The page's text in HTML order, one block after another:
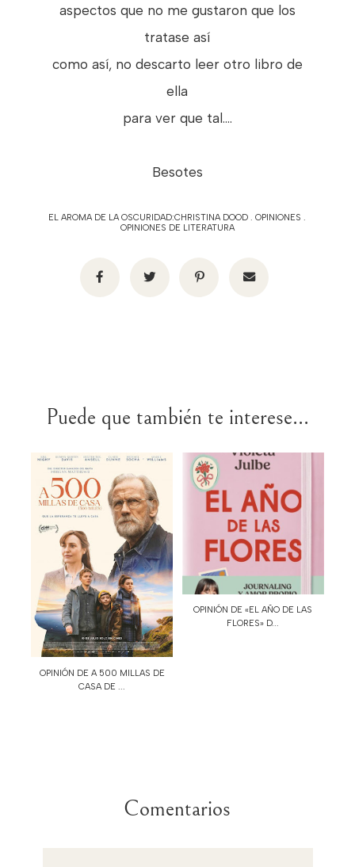
aspectos que no me gustaron que los
tratase así
como así, no descarto leer otro libro de
ella
para ver que tal....
Besotes
EL AROMA DE LA OSCURIDAD:CHRISTINA DOOD .OPINIONES .
OPINIONES DE LITERATURA
Puede que también te interese...
OPINIÓN DE A 500 MILLAS DE
CASA DE ...
OPINIÓN DE «EL AÑO DE LAS
FLORES» D...
Comentarios